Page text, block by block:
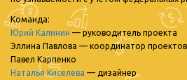
Команда:
Юрий Калинин — руководитель проекта
Эллина Павлова — координатор проектов
Павел Карпенко
Наталья Киселева — дизайнер